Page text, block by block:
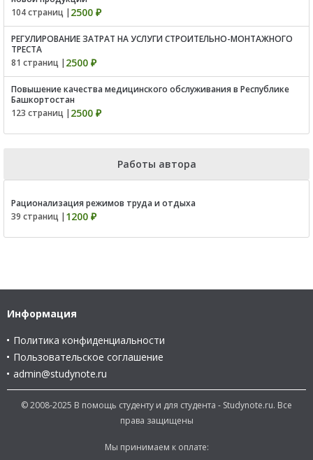
104 страниц | 2500 ₽
РЕГУЛИРОВАНИЕ ЗАТРАТ НА УСЛУГИ СТРОИТЕЛЬНО-МОНТАЖНОГО
ТРЕСТА
81 страниц | 2500 ₽
Повышение качества медицинского обслуживания в Республике
Башкортостан
123 страниц | 2500 ₽
Работы автора
Рационализация режимов труда и отдыха
39 страниц | 1200 ₽
Информация
Политика конфиденциальности
Пользовательское соглашение
admin@studynote.ru
© 2008-2025 В помощь студенту и для студента - Studynote.ru. Все
права защищены
Мы принимаем к оплате: